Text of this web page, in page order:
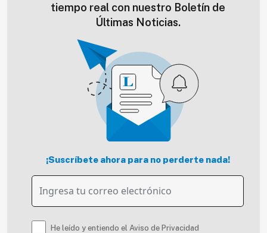
tiempo real con nuestro Boletín de
Últimas Noticias.
¡Suscríbete ahora para no perderte nada!
He leído y entiendo el Aviso de Privacidad